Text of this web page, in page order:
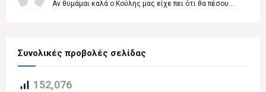
Αν θυμάμαι καλά ο Κούλης μας είχε πει ότι θα πέσου...
Συνολικές προβολές σελίδας
152,076